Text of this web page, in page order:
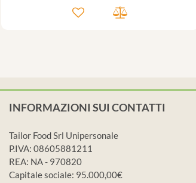
INFORMAZIONI SUI CONTATTI
Tailor Food Srl Unipersonale
P.IVA: 08605881211
REA: NA - 970820
Capitale sociale: 95.000,00€